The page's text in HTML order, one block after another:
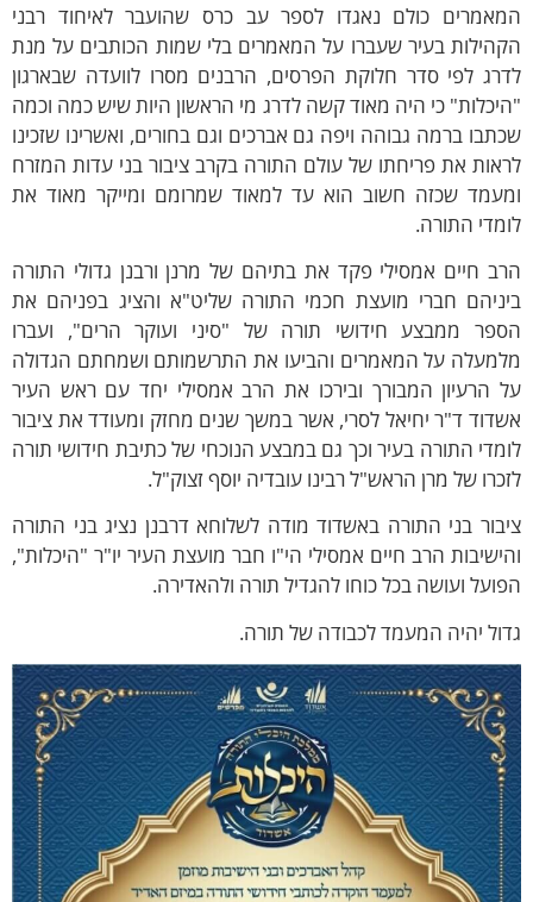
כולם נאגדו לספר עב כרס שהועבר לאיחוד רבני
בעיר שעברו על המאמרים בלי שמות הכותבים על מנת
לפי סדר חלוקת הפרסים, הרבנים מסרו לוועדה שבארגון
כי היה מאוד קשה לדרג מי הראשון היות שיש כמה וכמה
ברמה גבוהה ויפה גם אברכים וגם בחורים, ואשרינו שזכינו
את פריחתו של עולם התורה בקרב ציבור בני עדות המזרח
שכזה חשוב הוא עד למאוד שמרומם ומייקר מאוד את
התורה.
חיים אמסילי פקד את בתיהם של מרנן ורבנן גדולי התורה
חברי מועצת חכמי התורה שליט"א והציג בפניהם את
ממבצע חידושי תורה של "סיני ועוקר הרים", ועברו
על המאמרים והביעו את התרשמותם ושמחתם הגדולה
הרעיון המבורך ובירכו את הרב אמסילי יחד עם ראש העיר
ד"ר יחיאל לסרי, אשר במשך שנים מחזק ומעודד את ציבור
התורה בעיר וכך גם במבצע הנוכחי של כתיבת חידושי תורה
של מרן הראש"ל רבינו עובדיה יוסף זצוק"ל.
בני התורה באשדוד מודה לשלוחא דרבנן נציג בני התורה
הרב חיים אמסילי הי"ו חבר מועצת העיר יו"ר "היכלות",
ועושה בכל כוחו להגדיל תורה ולהאדירה.
יהיה המעמד לכבודה של תורה.